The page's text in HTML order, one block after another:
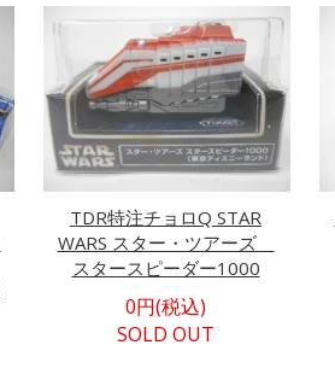
TDR特注チョロQ STAR
WARS スター・ツアーズ
スタースピーダー1000
0円(税込)
SOLD OUT